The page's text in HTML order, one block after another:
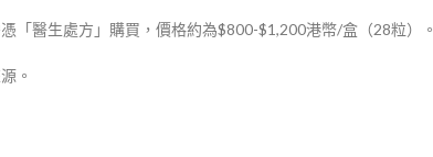
「醫生處方」購買，價格約為$800-$1,200港幣/盒（28粒）。
。